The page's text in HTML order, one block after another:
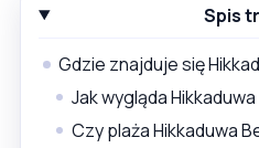
Spis
Gdzie znajduje się
Jak wygląda
Czy plaża Hikkaduwa